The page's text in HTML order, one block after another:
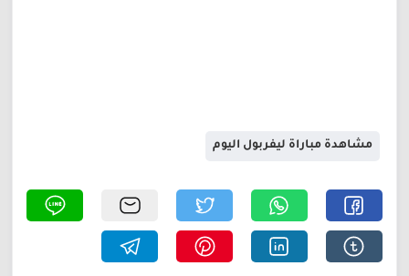
مشاهدة مباراة ليفربول اليوم